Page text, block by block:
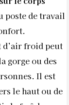
poste de travail
d’air froid peut
gorge ou des
Il est
le haut ou de